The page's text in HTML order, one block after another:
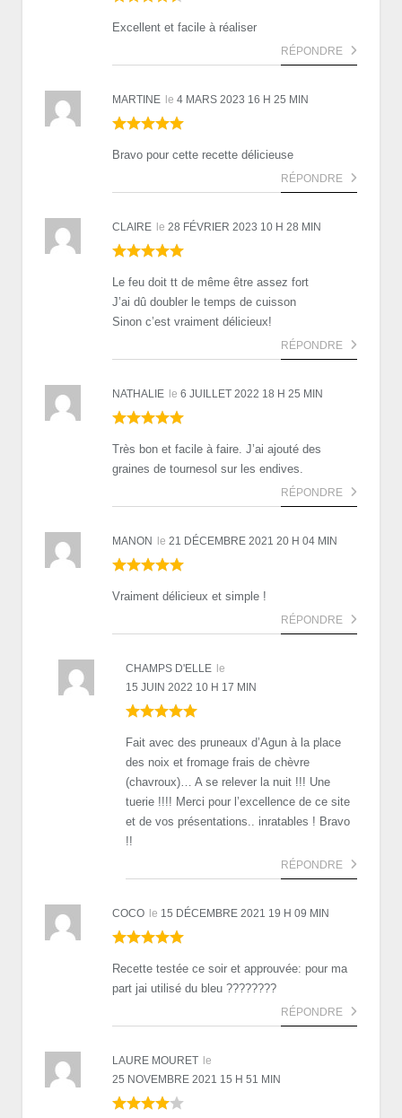
Excellent et facile à réaliser
RÉPONDRE
MARTINE le 4 MARS 2023 16 H 25 MIN
Bravo pour cette recette délicieuse
RÉPONDRE
CLAIRE le 28 FÉVRIER 2023 10 H 28 MIN
Le feu doit tt de même être assez fort
J’ai dû doubler le temps de cuisson
Sinon c’est vraiment délicieux!
RÉPONDRE
NATHALIE le 6 JUILLET 2022 18 H 25 MIN
Très bon et facile à faire. J’ai ajouté des
graines de tournesol sur les endives.
RÉPONDRE
MANON le 21 DÉCEMBRE 2021 20 H 04 MIN
Vraiment délicieux et simple !
RÉPONDRE
CHAMPS D'ELLE le
15 JUIN 2022 10 H 17 MIN
Fait avec des pruneaux d’Agun à la place
des noix et fromage frais de chèvre
(chavroux)… A se relever la nuit !!! Une
tuerie !!!! Merci pour l’excellence de ce site
et de vos présentations.. inratables ! Bravo
!!
RÉPONDRE
COCO le 15 DÉCEMBRE 2021 19 H 09 MIN
Recette testée ce soir et approuvée: pour ma
part jai utilisé du bleu ????????
RÉPONDRE
LAURE MOURET le
25 NOVEMBRE 2021 15 H 51 MIN